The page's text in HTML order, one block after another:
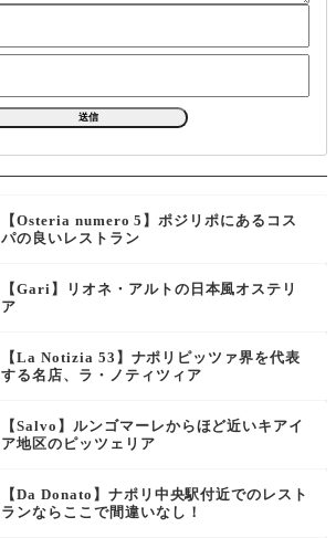
【Osteria numero 5】ポジリポにあるコス
パの良いレストラン
【Gari】リオネ・アルトの日本風オステリ
ア
【La Notizia 53】ナポリピッツァ界を代表
する名店、ラ・ノティツィア
【Salvo】ルンゴマーレからほど近いキアイ
ア地区のピッツェリア
【Da Donato】ナポリ中央駅付近でのレスト
ランならここで間違いなし！